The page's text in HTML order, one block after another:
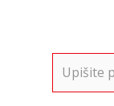
for: